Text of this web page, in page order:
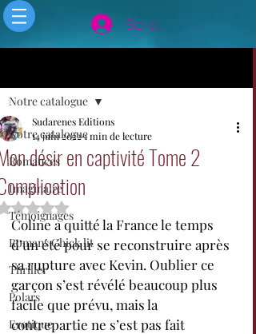
Se connecter
Notre catalogue
Romances
Imaginaire
Témoignages
Romans Chick lit
Thriller
Polars
Erotique
Notre catalogue
désir en captivité Tome 2
Sudarenes Editions
14 juin 20221 min de lecture
Noté NaN étoiles sur 5.
Coline a quitté la France le temps
d’un été pour se reconstruire après
sa rupture avec Kevin. Oublier ce
garçon s’est révélé beaucoup plus
facile que prévu, mais la
contrepartie ne s’est pas fait